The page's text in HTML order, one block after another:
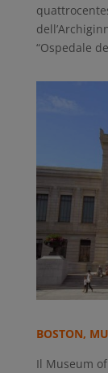
“Ospedale
BOSTON,
Il Museum